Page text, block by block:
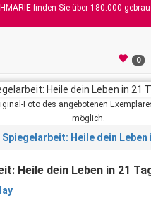
finden Sie über 180.000
0
Foto des angebotenen
möglich.
Spiegelarbeit: Heile dein Leben
Heile dein Leben in 21